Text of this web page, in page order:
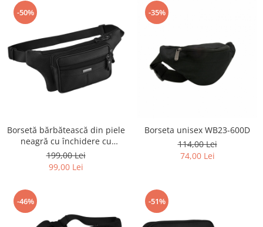
-50%
Borsetă bărbătească din piele
neagră cu închidere cu
fermoar - Rovicky PTR-R-ST7-
05-7618-BLACK
199,00 Lei
99,00 Lei
-35%
Borseta unisex WB23-600D
114,00 Lei
74,00 Lei
-46% -51%